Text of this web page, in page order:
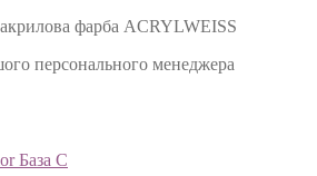
акрилова фарба ACRYLWEISS
персонального менеджера
База С